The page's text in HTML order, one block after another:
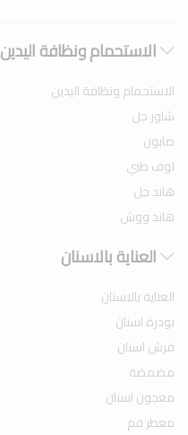
الاستحمام ونظافة اليدين
الاستحمام ونظافة اليدين
شاور جل
صابون
لوف طبي
هاند جل
هاند ووش
العناية بالاسنان
العناية بالاسنان
بودرة اسنان
فرش اسنان
مضمضة
معجون اسنان
معطر فم